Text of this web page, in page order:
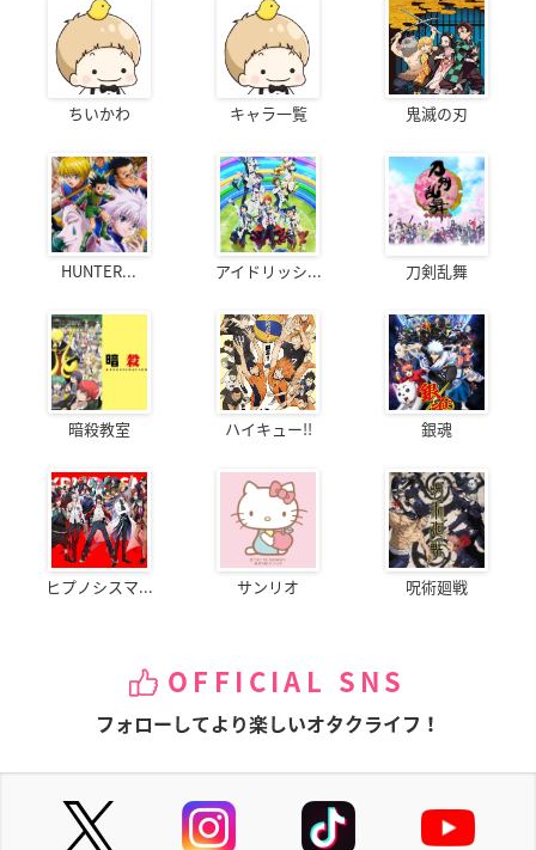
ちいかわ キャラ一覧 鬼滅の刃
HUNTER... アイドリッシ... 刀剣乱舞
暗殺教室 ハイキュー!! 銀魂
ヒプノシスマ... サンリオ 呪術廻戦
OFFICIAL SNS
フォローしてより楽しいオタクライフ！